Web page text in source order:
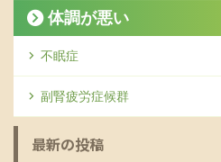
体調が悪い
不眠症
副腎疲労症候群
最新の投稿